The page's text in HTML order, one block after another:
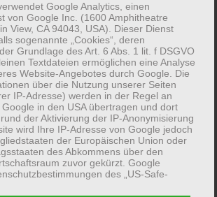
Buchung der
des PEV NRW e.V. gelten die
Geschäftsbedingungen für
(AGB).
ich, die AGB zur Kenntnis
haben.*
Anfrage erhalten Sie
Informationen und können sich
anmelden. Auch telefonische
Google Analytics, einen
von Google Inc. (1600 Amphitheatre
View, CA 94043, USA). Dieser Dienst
sogenannte „Cookies“, deren
Grundlage des Art. 6 Abs. 1 lit. f DSGVO
Textdateien ermöglichen eine Analyse
Website-Angebotes durch Google. Die
über die Nutzung unserer Seiten
IP-Adresse) werden in der Regel an
in den USA übertragen und dort
der Aktivierung der IP-Anonymisierung
wird Ihre IP-Adresse von Google jedoch
der Europäischen Union oder
des Abkommens über den
zuvor gekürzt. Google
des „US-Safe-